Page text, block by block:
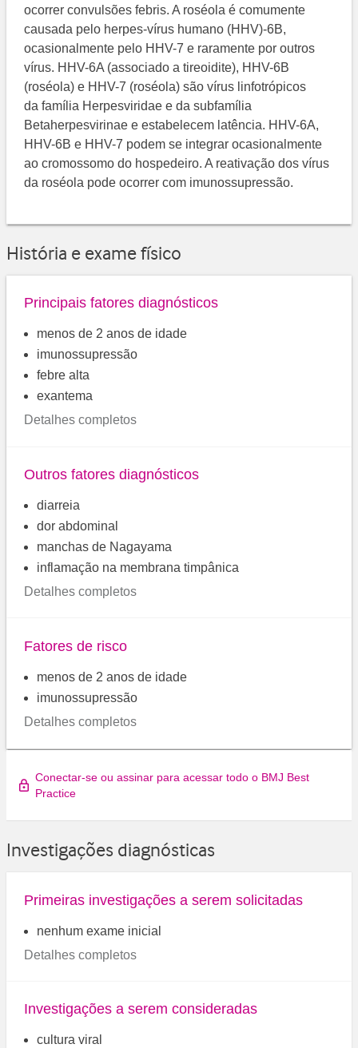
ocorrer convulsões febris. A roséola é comumente
causada pelo herpes-vírus humano (HHV)-6B,
ocasionalmente pelo HHV-7 e raramente por outros
vírus. HHV-6A (associado a tireoidite), HHV-6B
(roséola) e HHV-7 (roséola) são vírus linfotrópicos
da família Herpesviridae e da subfamília
Betaherpesvirinae e estabelecem latência. HHV-6A,
HHV-6B e HHV-7 podem se integrar ocasionalmente
ao cromossomo do hospedeiro. A reativação dos vírus
da roséola pode ocorrer com imunossupressão.
História e exame físico
Principais fatores diagnósticos
menos de 2 anos de idade
imunossupressão
febre alta
exantema
Detalhes completos
Outros fatores diagnósticos
diarreia
dor abdominal
manchas de Nagayama
inflamação na membrana timpânica
Detalhes completos
Fatores de risco
menos de 2 anos de idade
imunossupressão
Detalhes completos
Conectar-se ou assinar para acessar todo o BMJ Best
Practice
Investigações diagnósticas
Primeiras investigações a serem solicitadas
nenhum exame inicial
Detalhes completos
Investigações a serem consideradas
cultura viral